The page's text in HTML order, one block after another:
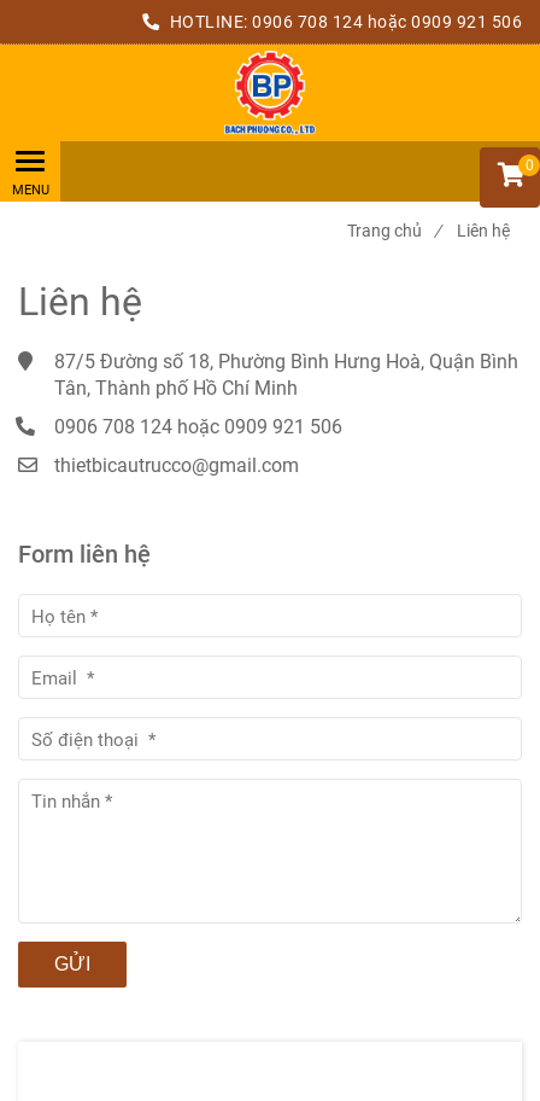
HOTLINE: 0906 708 124 hoặc 0909 921 506
0
Trang chủ / Liên hệ
Liên hệ
87/5 Đường số 18, Phường Bình Hưng Hoà, Quận Bình
Tân, Thành phố Hồ Chí Minh
0906 708 124 hoặc 0909 921 506
thietbicautrucco@gmail.com
Form liên hệ
GỬI